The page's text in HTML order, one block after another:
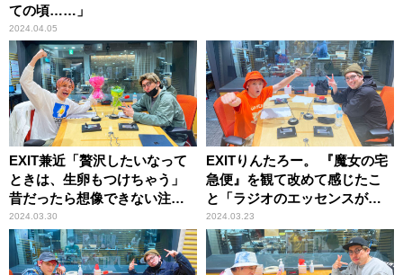
ての頃……」
2024.04.05
EXIT兼近「贅沢したいなって
ときは、生卵もつけちゃう」
昔だったら想像できない注文
メニュー
2024.03.30
EXITりんたろー。 『魔女の宅
急便』を観て改めて感じたこ
と「ラジオのエッセンスがい
い感じに入ってる」
2024.03.23